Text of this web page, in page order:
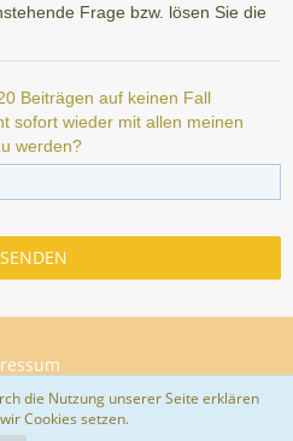
Frage bzw. lösen Sie die
Beiträgen auf keinen Fall
sofort wieder mit allen meinen
werden?
die Nutzung unserer Seite erklären
Cookies setzen.